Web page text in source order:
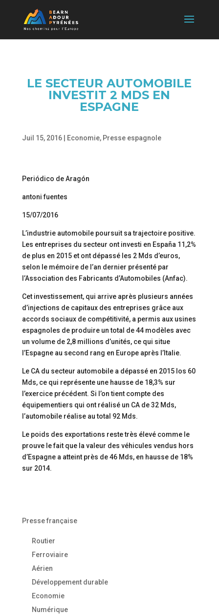
LE SECTEUR AUTOMOBILE
INVESTIT 2 MDS EN
ESPAGNE
Juil 15, 2016| Economie, Presse espagnole
Periódico de Aragón
antoni fuentes
15/07/2016
L’industrie automobile poursuit sa trajectoire positive.
Les entreprises du secteur ont investi en España 11,2%
de plus en 2015 et ont dépassé les 2 Mds d’euros,
selon le mémoire de l’an dernier présenté par
l’Association des Fabricants d’Automobiles (Anfac).
Cet investissement, qui arrive après plusieurs années
d’injections de capitaux des entreprises grâce aux
accords sociaux de compétitivité, a permis aux usines
espagnoles de produire un total de 44 modèles avec
un volume de 2,8 millions d’unités, ce qui situe
l’Espagne au second rang en Europe après l’Italie.
Le CA du secteur automobile a dépassé en 2015 los 60
Mds, ce qui représente une hausse de 18,3% sur
l’exercice précédent. Si l’on tient compte des
équipementiers qui ont réalisé un CA de 32 Mds,
l’automobile réalise au total 92 Mds.
Le poids des exportations reste très élevé comme le
prouve le fait que la valeur des véhicules vendus hors
d’Espagne a atteint près de 46 Mds, en hausse de 18%
sur 2014.
Presse française
Routier
Ferroviaire
Aérien
Développement durable
Economie
Numérique